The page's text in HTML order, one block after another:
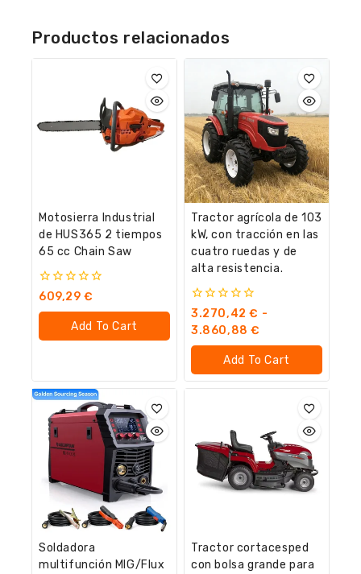
Productos relacionados
Motosierra Industrial
de HUS365 2 tiempos
65 cc Chain Saw
0
de
609,29€
Add To Cart
Tractor agrícola de 103
kW, con tracción en las
cuatro ruedas y de
alta resistencia.
0
fuera
de
5
3.270,42€ -
3.860,88€
Add To Cart
Soldadora
multifunción MIG/Flux
Tractor cortacesped
con bolsa grande para